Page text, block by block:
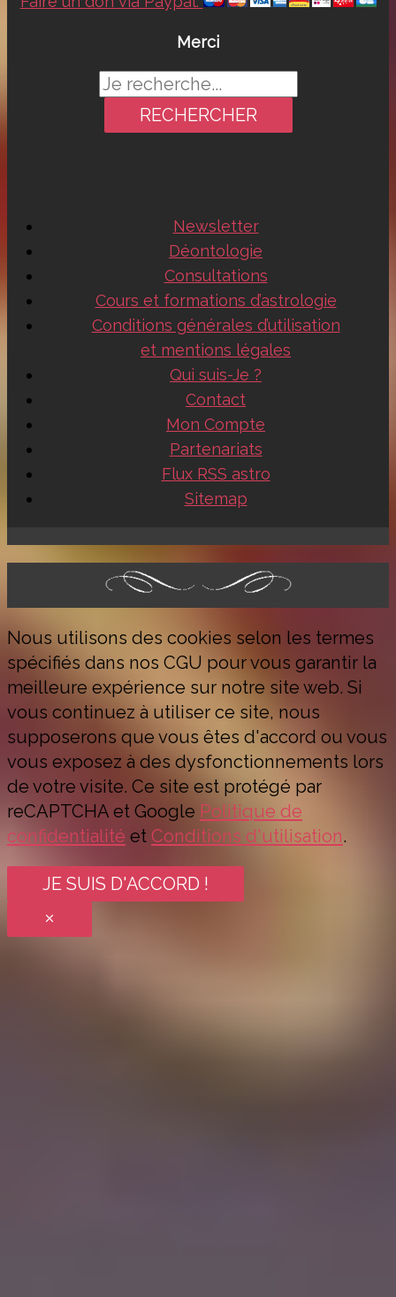
Merci
Rechercher :
Newsletter
Déontologie
Consultations
Cours et formations d’astrologie
Conditions générales d’utilisation
et mentions légales
Qui suis-Je ?
Contact
Mon Compte
Partenariats
Flux RSS astro
Sitemap
Nous utilisons des cookies selon les termes
spécifiés dans nos CGU pour vous garantir la
meilleure expérience sur notre site web. Si
vous continuez à utiliser ce site, nous
supposerons que vous êtes d'accord ou vous
vous exposez à des dysfonctionnements lors
de votre visite. Ce site est protégé par
reCAPTCHA et Google Politique de
confidentialité et Conditions d'utilisation.
JE SUIS D'ACCORD !